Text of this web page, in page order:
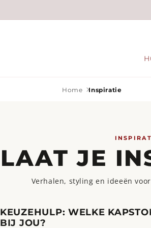
content
Home Inspiratie
LAAT JE
Verhalen, styling en ideeën
KEUZEHULP: WELKE
BIJ JOU?